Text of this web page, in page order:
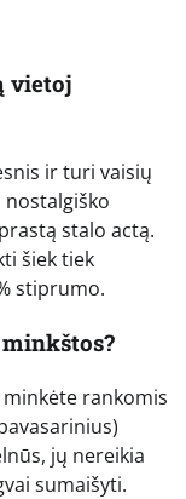
vietoj
ir turi vaisių
nostalgiško
stalo actą.
šiek tiek
stiprumo.
rankomis
jų nereikia
sumaišyti.